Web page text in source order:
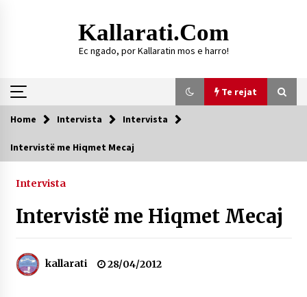
Kallarati.com
Ec ngado, por Kallaratin mos e harro!
Te rejat
Te rejat
SHOQATËS “KALLARATI”
Gazeta Kallarati nr. 118
SI U ARRIT TË REALIZOHEJ PERLA FOLKLORIKE
“JANINËS Ç’I PANË SYTË”
Home Intervista Intervista
Intervistë me Hiqmet Mecaj
Intervista
Intervistë me Hiqmet Mecaj
kallarati 28/04/2012